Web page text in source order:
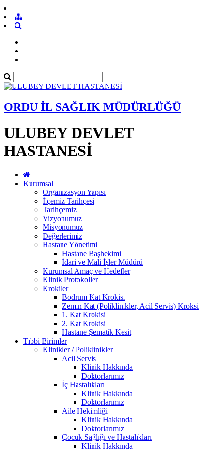
ORDU İL SAĞLIK MÜDÜRLÜĞÜ
ULUBEY DEVLET
HASTANESİ
Kurumsal
Organizasyon Yapısı
İlçemiz Tarihçesi
Tarihçemiz
Vizyonumuz
Misyonumuz
Değerlerimiz
Hastane Yönetimi
Hastane Başhekimi
İdari ve Mali İşler Müdürü
Kurumsal Amaç ve Hedefler
Klinik Protokoller
Krokiler
Bodrum Kat Krokisi
Zemin Kat (Poliklinikler, Acil Servis) Kroksi
1. Kat Krokisi
2. Kat Krokisi
Hastane Şematik Kesit
Tıbbi Birimler
Klinikler / Poliklinikler
Acil Servis
Klinik Hakkında
Doktorlarımız
İç Hastalıkları
Klinik Hakkında
Doktorlarımız
Aile Hekimliği
Klinik Hakkında
Doktorlarımız
Çocuk Sağlığı ve Hastalıkları
Klinik Hakkında